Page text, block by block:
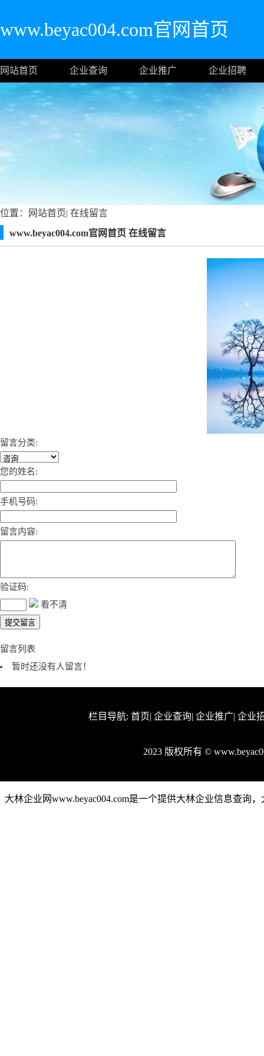
www.beyac004.com官网首页
网站首页 企业查询 企业推广 企业招聘
位置： 网站首页| 在线留言
www.beyac004.com官网首页 在线留言
留言分类:
您的姓名:
手机号码:
留言内容:
验证码:
看不清
留言列表
暂时还没有人留言！
栏目导航: 首页| 企业查询| 企业推广| 企业
2023 版权所有 ©
大林企业网www.beyac004.com是一个提供大林企业信息查询